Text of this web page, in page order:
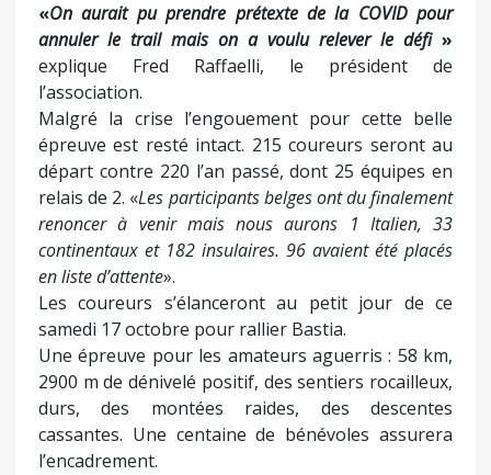
«On aurait pu prendre prétexte de la COVID pour
annuler le trail mais on a voulu relever le défi»
explique Fred Raffaelli, le président de
l’association.
Malgré la crise l’engouement pour cette belle
épreuve est resté intact. 215 coureurs seront au
départ contre 220 l’an passé, dont 25 équipes en
relais de 2. «Les participants belges ont du finalement
renoncer à venir mais nous aurons 1 Italien, 33
continentaux et 182 insulaires. 96 avaient été placés
en liste d’attente».
Les coureurs s’élanceront au petit jour de ce
samedi 17 octobre pour rallier Bastia.
Une épreuve pour les amateurs aguerris : 58 km,
2900 m de dénivelé positif, des sentiers rocailleux,
durs, des montées raides, des descentes
cassantes. Une centaine de bénévoles assurera
l’encadrement.